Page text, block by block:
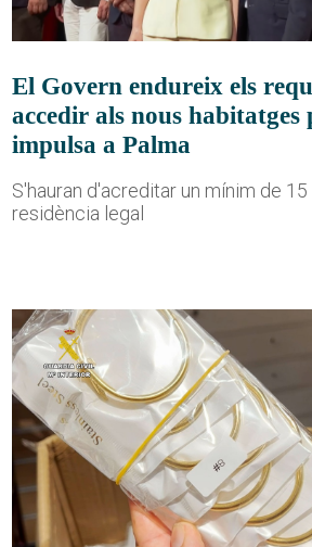
El Govern endureix els
accedir als nous habitatges
impulsa a Palma
S'hauran d'acreditar un mínim de 15
residència legal